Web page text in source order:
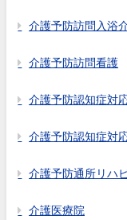
介護予防訪問入浴
介護予防訪問看護
介護予防認知症対
介護予防認知症対
介護予防通所リハ
介護医療院